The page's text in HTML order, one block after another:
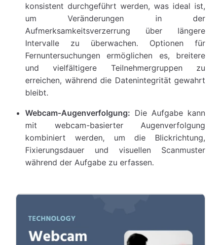
konsistent durchgeführt werden, was ideal ist,
um Veränderungen in der
Aufmerksamkeitsverzerrung über längere
Intervalle zu überwachen. Optionen für
Fernuntersuchungen ermöglichen es, breitere
und vielfältigere Teilnehmergruppen zu
erreichen, während die Datenintegrität gewahrt
bleibt.
Webcam-Augenverfolgung: Die Aufgabe kann
mit webcam-basierter Augenverfolgung
kombiniert werden, um die Blickrichtung,
Fixierungsdauer und visuellen Scanmuster
während der Aufgabe zu erfassen.